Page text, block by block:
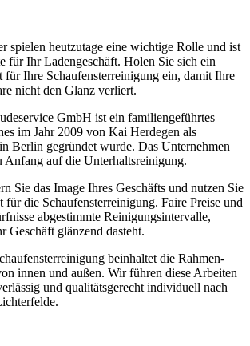
spielen heutzutage eine wichtige Rolle und ist
für Ihr Ladengeschäft. Holen Sie sich ein
für Ihre Schaufensterreinigung ein, damit Ihre
nicht den Glanz verliert.
GmbH ist ein familiengeführtes
im Jahr 2009 von Kai Herdegen als
Berlin gegründet wurde. Das Unternehmen
Anfang auf die Unterhaltsreinigung.
Sie das Image Ihres Geschäfts und nutzen Sie
für die Schaufensterreinigung. Faire Preise und
abgestimmte Reinigungsintervalle,
Geschäft glänzend dasteht.
beinhaltet die Rahmen-
innen und außen. Wir führen diese Arbeiten
und qualitätsgerecht individuell nach